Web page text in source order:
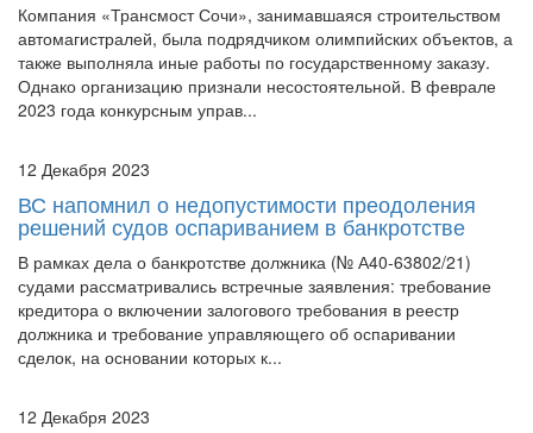
Компания «Трансмост Сочи», занимавшаяся строительством
автомагистралей, была подрядчиком олимпийских объектов, а
также выполняла иные работы по государственному заказу.
Однако организацию признали несостоятельной. В феврале
2023 года конкурсным управ...
12 Декабря 2023
ВС напомнил о недопустимости преодоления
решений судов оспариванием в банкротстве
В рамках дела о банкротстве должника (№ А40-63802/21)
судами рассматривались встречные заявления: требование
кредитора о включении залогового требования в реестр
должника и требование управляющего об оспаривании
сделок, на основании которых к...
12 Декабря 2023